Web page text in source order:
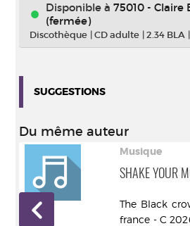
Disponible à 75010 - Claire
(fermée)
Discothèque |CD adulte |2.34 BLA |
SUGGESTIONS
Du même auteur
Musique
SHAKE YOUR
The Black
france - C